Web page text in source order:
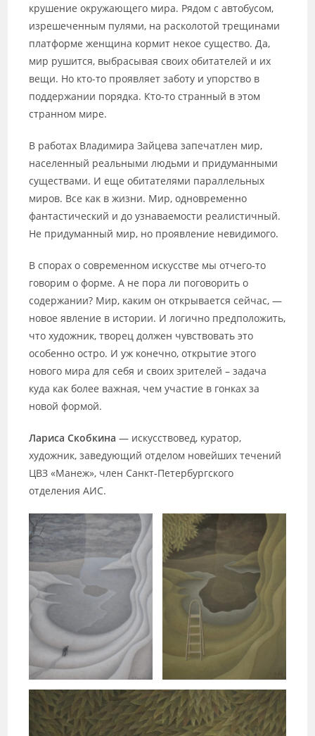
крушение окружающего мира. Рядом с автобусом,
изрешеченным пулями, на расколотой трещинами
платформе женщина кормит некое существо. Да,
мир рушится, выбрасывая своих обитателей и их
вещи. Но кто-то проявляет заботу и упорство в
поддержании порядка. Кто-то странный в этом
странном мире.
В работах Владимира Зайцева запечатлен мир,
населенный реальными людьми и придуманными
существами. И еще обитателями параллельных
миров. Все как в жизни. Мир, одновременно
фантастический и до узнаваемости реалистичный.
Не придуманный мир, но проявление невидимого.
В спорах о современном искусстве мы отчего-то
говорим о форме. А не пора ли поговорить о
содержании? Мир, каким он открывается сейчас, —
новое явление в истории. И логично предположить,
что художник, творец должен чувствовать это
особенно остро. И уж конечно, открытие этого
нового мира для себя и своих зрителей – задача
куда как более важная, чем участие в гонках за
новой формой.
Лариса Скобкина — искусствовед, куратор,
художник, заведующий отделом новейших течений
ЦВЗ «Манеж», член Санкт-Петербургского
отделения АИС.